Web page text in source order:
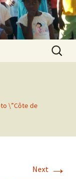
Search
for:
\”Côte de
Next →